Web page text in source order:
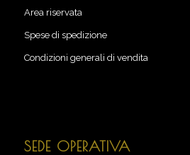
Area riservata
Spese di spedizione
Condizioni generali di vendita
SEDE OPERATIVA